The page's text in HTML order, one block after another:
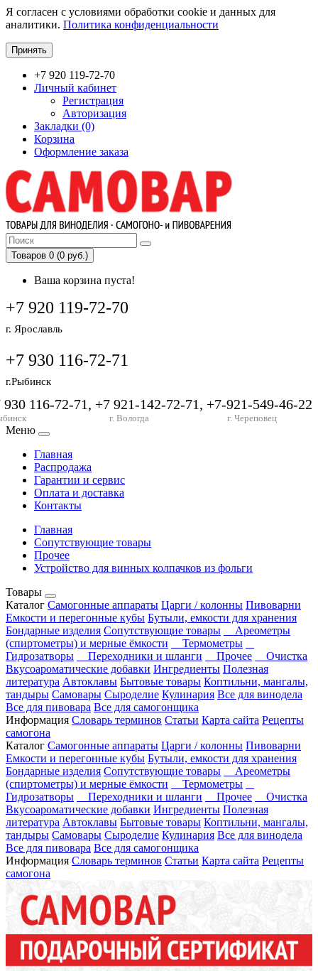
Я согласен с условиями обработки cookie и данных для
аналитики. Политика конфиденциальности
Принять
+7 920 119-72-70
Личный кабинет
Регистрация
Авторизация
Закладки (0)
Корзина
Оформление заказа
Товаров 0 (0 руб.)
Ваша корзина пуста!
+7 920 119-72-70
г. Ярославль
+7 930 116-72-71
г.Рыбинск
116-72-71, +7 921-142-72-71, +7-921-549-46-22
г. Вологда г. Череповец
Меню
Главная
Распродажа
Гарантии и сервис
Оплата и доставка
Контакты
Главная
Сопутствующие товары
Прочее
Устройство для винных колпачков из фольги
Товары
Каталог Самогонные аппараты Царги / колонны Пивоварни
Емкости и перегонные кубы Бутыли, емкости для хранения
Бондарные изделия Сопутствующие товары
Ареометры
(спиртометры) и мерные ёмкости
Термометры
Гидрозатворы
Переходники и шланги Прочее
Очистка
Вкусоароматические добавки Ингредиенты Полезная
литература Автоклавы Бытовые товары Коптильни, мангалы,
тандыры Самовары Сыроделие Кулинария Все для винодела
Все для пивовара Все для самогонщика
Информация Словарь терминов Статьи Карта сайта Рецепты
самогона
Каталог Самогонные аппараты Царги / колонны Пивоварни
Емкости и перегонные кубы Бутыли, емкости для хранения
Бондарные изделия Сопутствующие товары
Ареометры
(спиртометры) и мерные ёмкости
Термометры
Гидрозатворы
Переходники и шланги Прочее
Очистка
Вкусоароматические добавки Ингредиенты Полезная
литература Автоклавы Бытовые товары Коптильни, мангалы,
тандыры Самовары Сыроделие Кулинария Все для винодела
Все для пивовара Все для самогонщика
Информация Словарь терминов Статьи Карта сайта Рецепты
самогона